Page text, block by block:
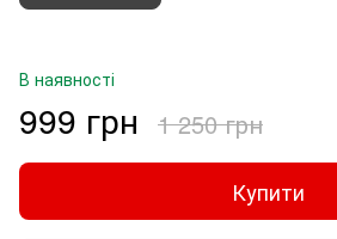
В наявності
999 грн 1 250 грн
Купити